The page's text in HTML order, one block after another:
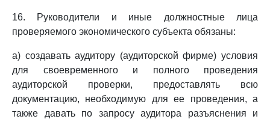
16. Руководители и иные должностные лица
проверяемого экономического субъекта обязаны:
а) создавать аудитору (аудиторской фирме) условия
для своевременного и полного проведения
аудиторской проверки, предоставлять всю
документацию, необходимую для ее проведения, а
также давать по запросу аудитора разъяснения и